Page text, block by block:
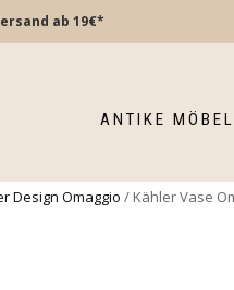
ab 19€*
ANTIKE MÖBEL
Design Omaggio / Kähler Vase